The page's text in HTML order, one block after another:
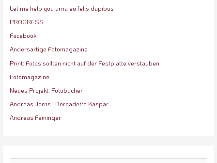
Let me help you urna eu felis dapibus
PROGRESS.
Facebook.
Andersartige Fotomagazine
Print: Fotos sollten nicht auf der Festplatte verstauben
Fotomagazine
Neues Projekt: Fotobücher
Andreas Jorns | Bernadette Kaspar
Andreas Feininger